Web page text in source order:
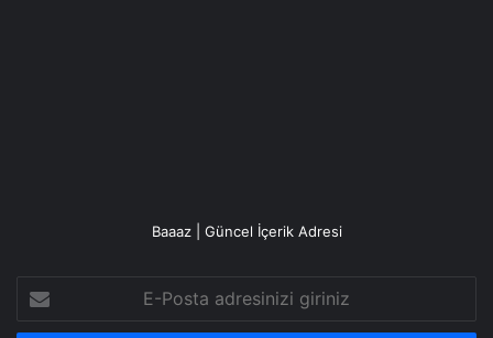
Baaaz | Güncel İçerik Adresi
Posta
adresinizi